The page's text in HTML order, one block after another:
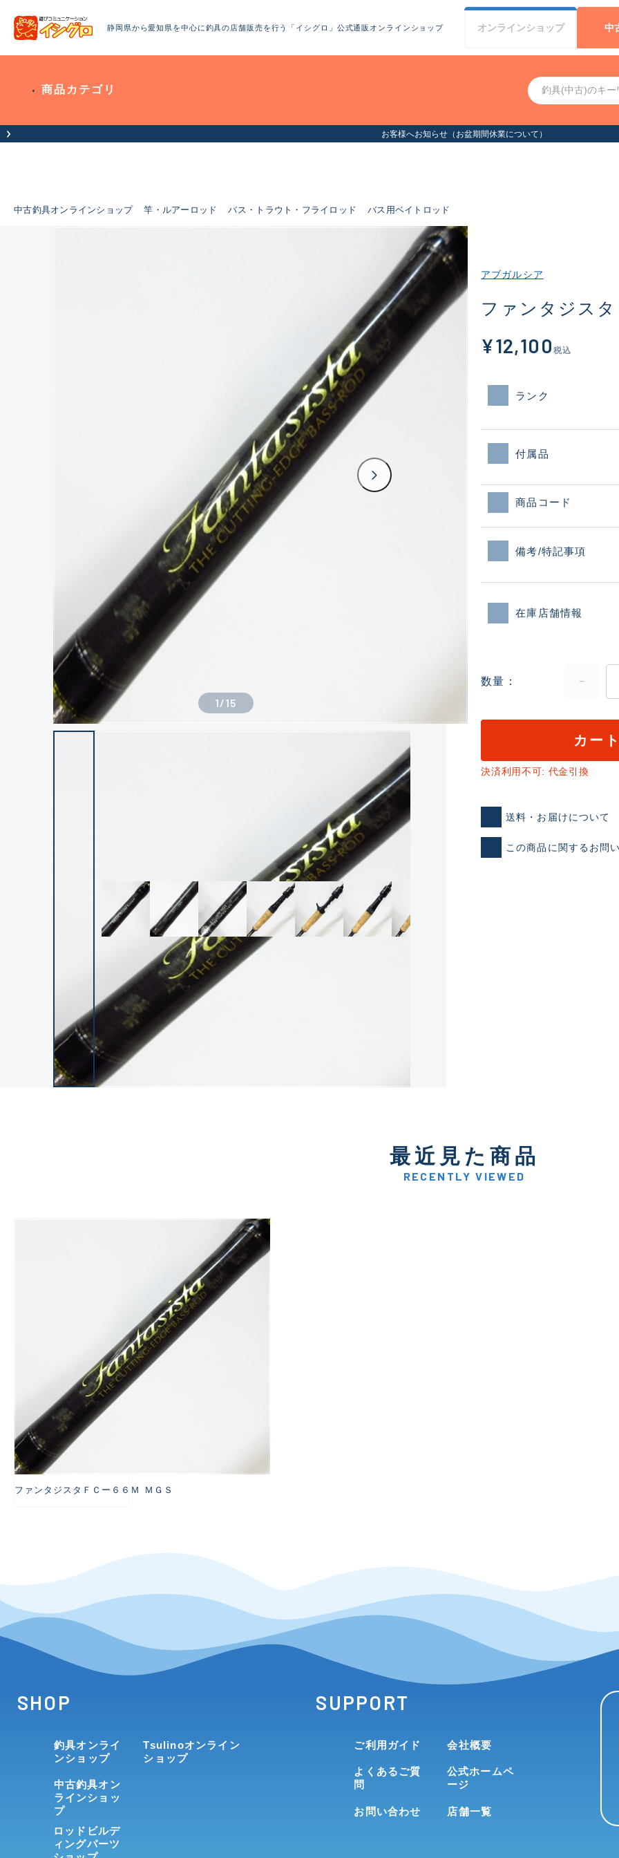
静岡県から愛知県を中心に釣具の店舗販売を行う「イシグロ」公式通販オンラインショップ オンラインショップ 中
商品カテゴリ
お客様へお知らせ（お盆期間休業について）
中古釣具オンラインショップ 竿・ルアーロッド バス・トラウト・フライロッド バス用ベイトロッド
ランクとは？
良
悪
C-
い品
1/15
アブガルシア
ファンタジス
¥12,100 税込
ランク
付属品
商品コード
備考/特記事項
在庫店舗情報
数量
カー
決済利用不可: 代金引換
送料・お届けについて
この商品に関するお問
最近見た商品
RECENTLY VIEWED
ファンタジスタＦＣー６６Ｍ ＭＧＳ
SHOP
釣具オンライ
ンショップ
中古釣具オン
ラインショッ
プ
ロッドビルデ
ィングパーツ
Tsulinoオンライン
ショップ
SUPPORT
ご利用ガイド
よくあるご質
問
お問い合わせ
会社概要
公式ホームペ
ージ
店舗一覧